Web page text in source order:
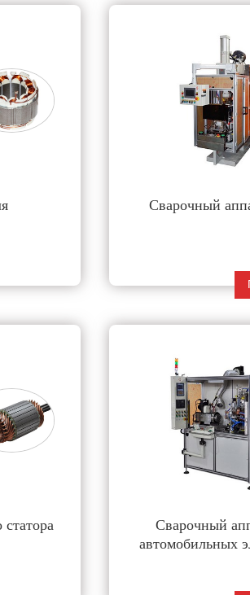
Сварочный
Сварочный
автомобильных